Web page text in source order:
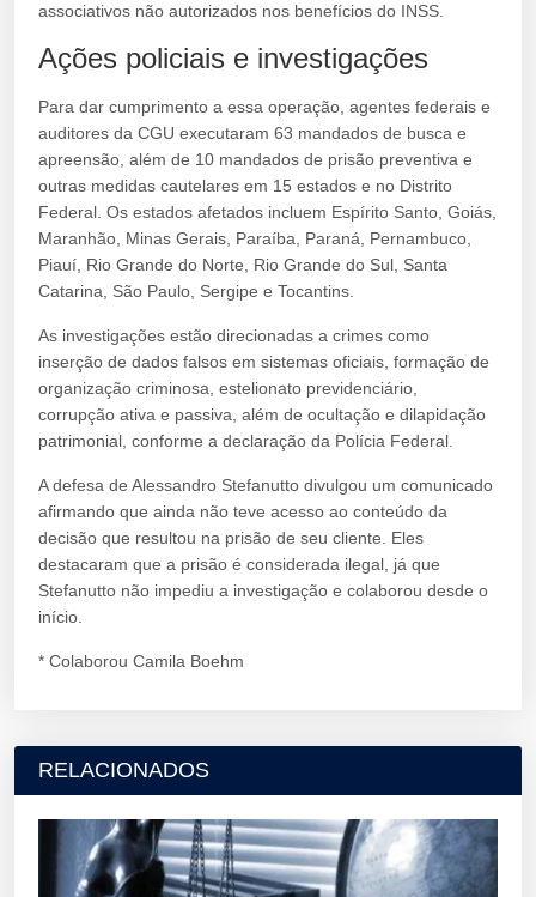
associativos não autorizados nos benefícios do INSS.
Ações policiais e investigações
Para dar cumprimento a essa operação, agentes federais e
auditores da CGU executaram 63 mandados de busca e
apreensão, além de 10 mandados de prisão preventiva e
outras medidas cautelares em 15 estados e no Distrito
Federal. Os estados afetados incluem Espírito Santo, Goiás,
Maranhão, Minas Gerais, Paraíba, Paraná, Pernambuco,
Piauí, Rio Grande do Norte, Rio Grande do Sul, Santa
Catarina, São Paulo, Sergipe e Tocantins.
As investigações estão direcionadas a crimes como
inserção de dados falsos em sistemas oficiais, formação de
organização criminosa, estelionato previdenciário,
corrupção ativa e passiva, além de ocultação e dilapidação
patrimonial, conforme a declaração da Polícia Federal.
A defesa de Alessandro Stefanutto divulgou um comunicado
afirmando que ainda não teve acesso ao conteúdo da
decisão que resultou na prisão de seu cliente. Eles
destacaram que a prisão é considerada ilegal, já que
Stefanutto não impediu a investigação e colaborou desde o
início.
* Colaborou Camila Boehm
RELACIONADOS